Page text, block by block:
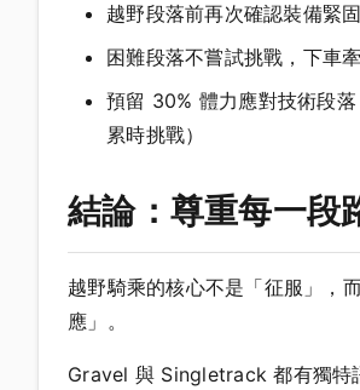
越野段落前再次確認裝備緊固
困難段落不嘗試挑戰，下車
預留 30% 體力應對技術段
累時挑戰）
結論：尊重每一段
越野騎乘的核心不是「征服」，
應」。
Gravel 與 Singletrack 都有獨特